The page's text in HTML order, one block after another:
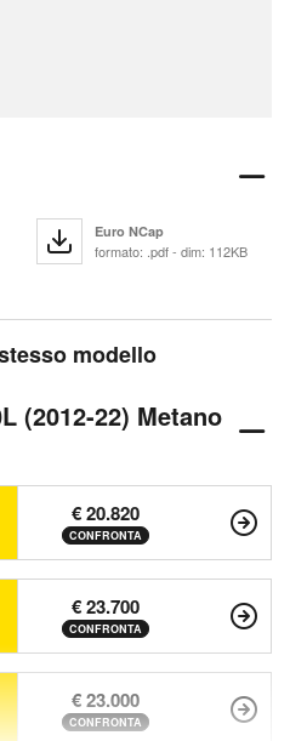
Euro NCap
formato: .pdf - dim: 112KB
modello
(2012-22) Metano
€ 20.820
CONFRONTA
€ 23.700
CONFRONTA
€ 23.000
CONFRONTA